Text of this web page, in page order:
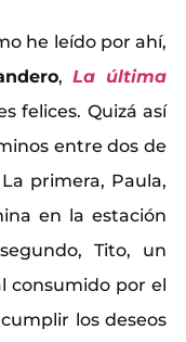
he leído por ahí,
,La última
felices. Quizá así
entre dos de
primera, Paula,
en la estación
Tito, un
consumido por el
los deseos